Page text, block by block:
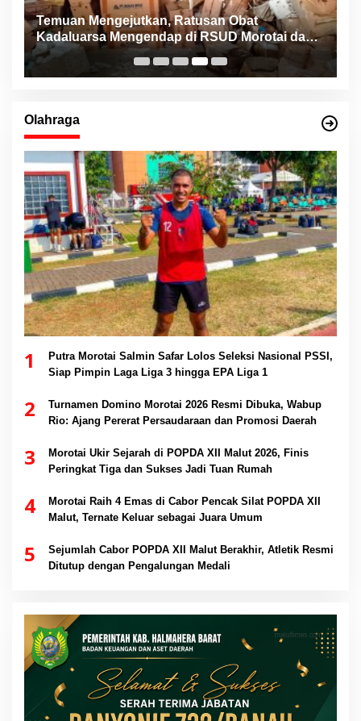
Temuan Mengejutkan, Ratusan Obat
Kadaluarsa Mengendap di RSUD Morotai dan
Faskes sejak 2022
Olahraga
1
Putra Morotai Salmin Safar Lolos Seleksi Nasional PSSI,
Siap Pimpin Laga Liga 3 hingga EPA Liga 1
2
Turnamen Domino Morotai 2026 Resmi Dibuka, Wabup
Rio: Ajang Pererat Persaudaraan dan Promosi Daerah
3
Morotai Ukir Sejarah di POPDA XII Malut 2026, Finis
Peringkat Tiga dan Sukses Jadi Tuan Rumah
4
Morotai Raih 4 Emas di Cabor Pencak Silat POPDA XII
Malut, Ternate Keluar sebagai Juara Umum
5
Sejumlah Cabor POPDA XII Malut Berakhir, Atletik Resmi
Ditutup dengan Pengalungan Medali